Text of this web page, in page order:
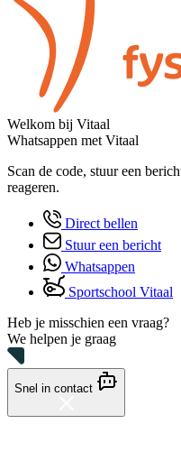
Welkom bij Vitaal
Whatsappen met Vitaal
Scan de code, stuur een
reageren.
Direct bellen
Stuur een bericht
Whatsappen
Sportschool Vitaal
Heb je misschien een vraag?
We helpen je graag
Snel in contact